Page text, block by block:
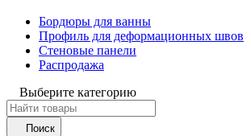
Бордюры для ванны
Профиль для деформационных швов
Стеновые панели
Распродажа
Выберите категорию
Поиск